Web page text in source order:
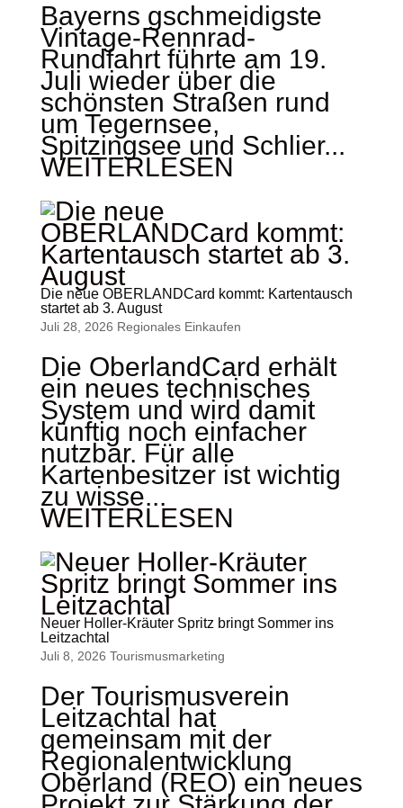
Bayerns gschmeidigste
Vintage-Rennrad-
Rundfahrt führte am 19.
Juli wieder über die
schönsten Straßen rund
um Tegernsee,
Spitzingsee und Schlier...
WEITERLESEN
Die neue OBERLANDCard kommt: Kartentausch
startet ab 3. August
Juli 28, 2026 Regionales Einkaufen
Die OberlandCard erhält
ein neues technisches
System und wird damit
künftig noch einfacher
nutzbar. Für alle
Kartenbesitzer ist wichtig
zu wisse...
WEITERLESEN
Neuer Holler-Kräuter Spritz bringt Sommer ins
Leitzachtal
Juli 8, 2026 Tourismus­marketing
Der Tourismusverein
Leitzachtal hat
gemeinsam mit der
Regionalentwicklung
Oberland (REO) ein neues